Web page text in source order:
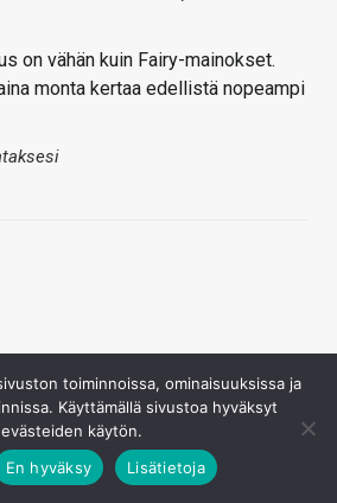
on vähän kuin Fairy-mainokset.
monta kertaa edellistä nopeampi
päivät käytössä, mutta nyt pari
kunnon FF tulilla, joka tämän
toiminnoissa, ominaisuuksissa ja
Käyttämällä sivustoa hyväksyt
evästeiden käytön.
En hyväksy Lisätietoja